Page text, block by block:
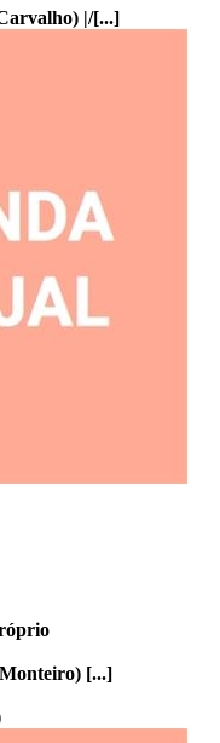
|/[...]
[...]